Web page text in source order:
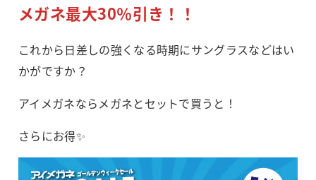
メガネ最大30％引き！！
これから日差しの強くなる時期にサングラスなどはい
かがですか？
アイメガネならメガネとセットで買うと！
さらにお得✨